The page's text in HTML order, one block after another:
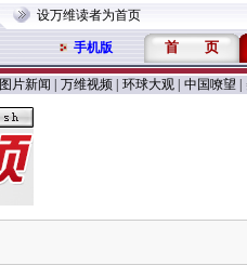
设万维读者为首页
手机版 首 页
图片新闻 万维视频 环球大观 中国嘹望